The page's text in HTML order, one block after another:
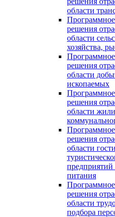
области
Программное
решения
области
хозяйства,
Программное
решения
области
ископаемых
Программное
решения
области
Программное
решения
области
предприятий
питания
Программное
решения
области
подбора